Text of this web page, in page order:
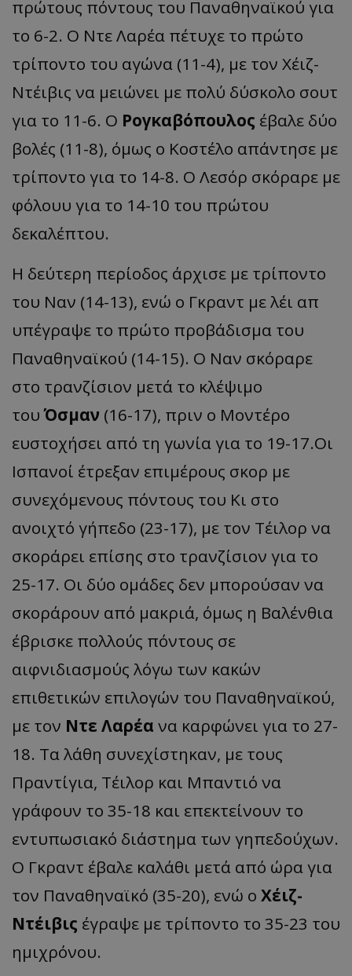
πρώτους πόντους του Παναθηναϊκού για
το 6-2. Ο Ντε Λαρέα πέτυχε το πρώτο
τρίποντο του αγώνα (11-4), με τον Χέιζ-
Ντέιβις να μειώνει με πολύ δύσκολο σουτ
για το 11-6. Ο Ρογκαβόπουλος έβαλε δύο
βολές (11-8), όμως ο Κοστέλο απάντησε με
τρίποντο για το 14-8. Ο Λεσόρ σκόραρε με
φόλουυ για το 14-10 του πρώτου
δεκαλέπτου.
Η δεύτερη περίοδος άρχισε με τρίποντο
του Ναν (14-13), ενώ ο Γκραντ με λέι απ
υπέγραψε το πρώτο προβάδισμα του
Παναθηναϊκού (14-15). Ο Ναν σκόραρε
στο τρανζίσιον μετά το κλέψιμο
τουΌσμαν (16-17), πριν ο Μοντέρο
ευστοχήσει από τη γωνία για το 19-17.Οι
Ισπανοί έτρεξαν επιμέρους σκορ με
συνεχόμενους πόντους του Κι στο
ανοιχτό γήπεδο (23-17), με τον Τέιλορ να
σκοράρει επίσης στο τρανζίσιον για το
25-17. Οι δύο ομάδες δεν μπορούσαν να
σκοράρουν από μακριά, όμως η Βαλένθια
έβρισκε πολλούς πόντους σε
αιφνιδιασμούς λόγω των κακών
επιθετικών επιλογών του Παναθηναϊκού,
με τον Ντε Λαρέα να καρφώνει για το 27-
18. Τα λάθη συνεχίστηκαν, με τους
Πραντίγια, Τέιλορ και Μπαντιό να
γράφουν το 35-18 και επεκτείνουν το
εντυπωσιακό διάστημα των γηπεδούχων.
Ο Γκραντ έβαλε καλάθι μετά από ώρα για
τον Παναθηναϊκό (35-20), ενώ ο Χέιζ-
Ντέιβις έγραψε με τρίποντο το 35-23 του
ημιχρόνου.